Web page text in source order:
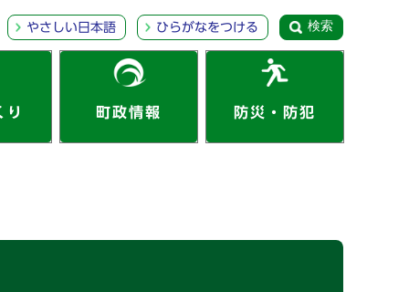
やさしい日本語 ひらがなをつける 検索
り 町政情報 防災・防犯